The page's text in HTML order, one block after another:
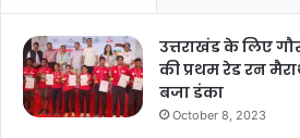
रही है।
उन्होनें कहा देवस्थानम बोर्ड के गठन
उत्तराखंड के लिए
की प्रथम रेड रन
बजा डंका
October 8, 2023